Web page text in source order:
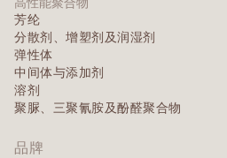
芳纶
分散剂、增塑剂及润湿剂
弹性体
中间体与添加剂
溶剂
聚脲、三聚氰胺及酚醛聚合物
品牌